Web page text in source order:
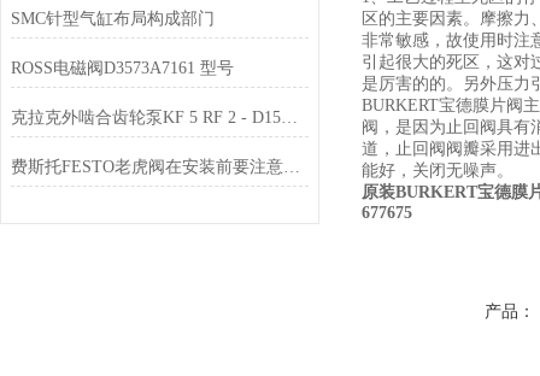
SMC针型气缸布局构成部门
ROSS电磁阀D3573A7161 型号
克拉克外啮合齿轮泵KF 5 RF 2 - D15结构特点
费斯托FESTO老虎阀在安装前要注意看清产品标牌
区的主要因素。摩擦
非常敏感，故使用时注
引起很大的死区，这对
是厉害的的。另外压力
BURKERT宝德膜片阀
阀，是因为止回阀具有
道，止回阀阀瓣采用进
能好，关闭无噪声。
原装BURKERT宝德膜
677675
产品：